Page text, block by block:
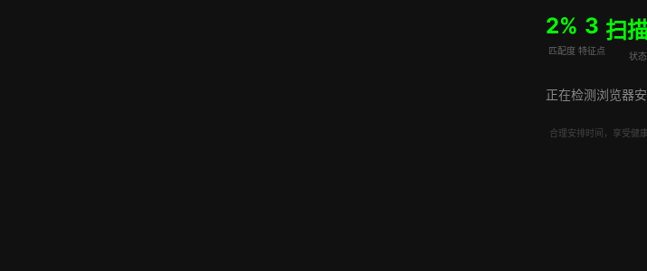
9%
匹配度
12
特征点
扫
状态
正在检测浏览器
合理安排时间，享受健